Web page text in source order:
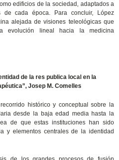
edificios de la sociedad, adaptados a
de cada época. Para concluir, López
alejada de visiones teleológicas que
evolución lineal hacia la medicina
de la res publica local en la
Josep M. Comelles
histórico y conceptual sobre la
desde la baja edad media hasta la
de que estas instituciones han sido
y elementos centrales de la identidad